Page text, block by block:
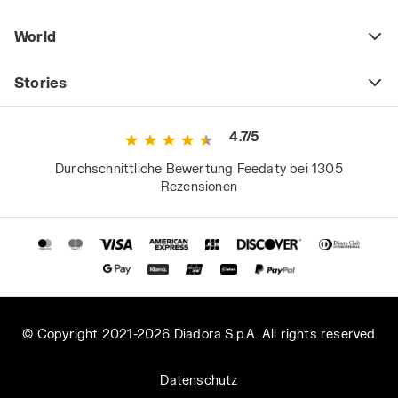
World
Stories
4.7/5
Durchschnittliche Bewertung Feedaty bei 1305
Rezensionen
© Copyright 2021-2026 Diadora S.p.A. All rights reserved
Datenschutz